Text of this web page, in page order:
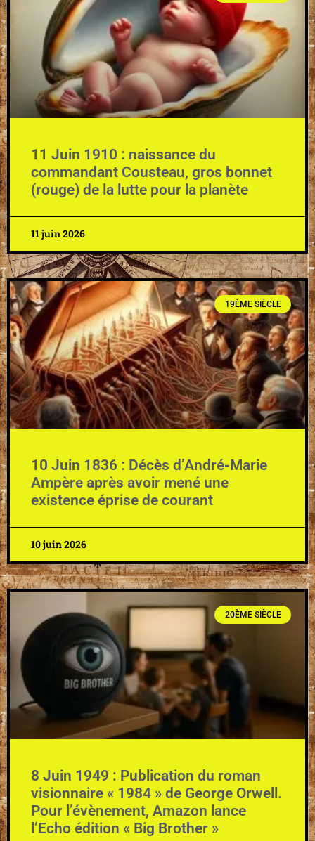
11 Juin 1910 : naissance du
commandant Cousteau, gros bonnet
(rouge) de la lutte pour la planète
11 juin 2026
19ÈME SIÈCLE
10 Juin 1836 : Décès d’André-Marie
Ampère après avoir mené une
existence éprise de courant
10 juin 2026
20ÈME SIÈCLE
8 Juin 1949 : Publication du roman
visionnaire « 1984 » de George Orwell.
Pour l’évènement, Amazon lance
l’Echo édition « Big Brother »